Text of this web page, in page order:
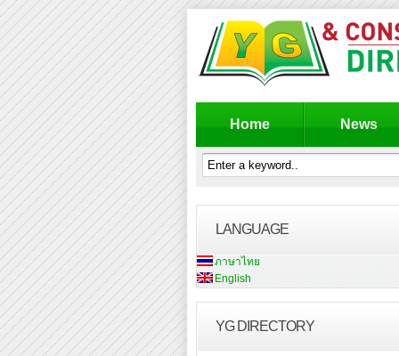
Home News
LANGUAGE
ภาษาไทย
English
YG DIRECTORY